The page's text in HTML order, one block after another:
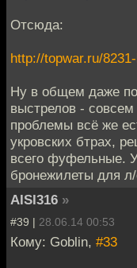
Отсюда:
http://topwar.ru/
Ну в общем даже
выстрелов - совсем
проблемы всё же
укровских бтрах,
всего фуфельные.
бронежилеты для л/
AISI316 »
#39 | 28.06.14 00:53
Кому: Goblin, #33